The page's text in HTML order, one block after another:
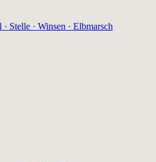
· Stelle · Winsen · Elbmarsch